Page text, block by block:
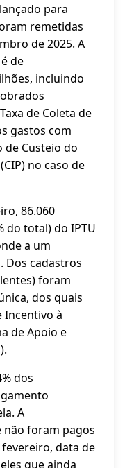
para
remetidas
de 2025. A
de
incluindo
de Coleta de
gastos com
de Custeio do
no caso de
86.060
do total) do IPTU
a um
Dos cadastros
foram
dos quais
Incentivo à
de Apoio e
dos
A
não foram pagos
data de
que ainda